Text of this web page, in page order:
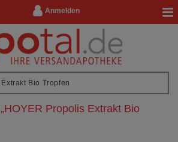
Anmelden
„HOYER Propolis Extrakt Bio